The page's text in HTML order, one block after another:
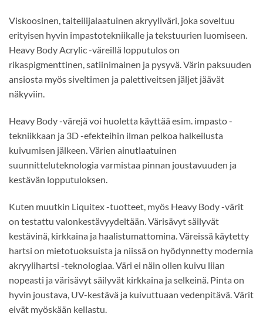
Viskoosinen, taiteilijalaatuinen akryyliväri, joka soveltuu
erityisen hyvin impastotekniikalle ja tekstuurien luomiseen.
Heavy Body Acrylic -väreillä lopputulos on
rikaspigmenttinen, satiinimainen ja pysyvä. Värin paksuuden
ansiosta myös siveltimen ja palettiveitsen jäljet jäävät
näkyviin.
Heavy Body -värejä voi huoletta käyttää esim. impasto -
tekniikkaan ja 3D -efekteihin ilman pelkoa halkeilusta
kuivumisen jälkeen. Värien ainutlaatuinen
suunnitteluteknologia varmistaa pinnan joustavuuden ja
kestävän lopputuloksen.
Kuten muutkin Liquitex -tuotteet, myös Heavy Body -värit
on testattu valonkestävyydeltään. Värisävyt säilyvät
kestävinä, kirkkaina ja haalistumattomina. Väreissä käytetty
hartsi on mietotuoksuista ja niissä on hyödynnetty modernia
akryylihartsi -teknologiaa. Väri ei näin ollen kuivu liian
nopeasti ja värisävyt säilyvät kirkkaina ja selkeinä. Pinta on
hyvin joustava, UV-kestävä ja kuivuttuaan vedenpitävä. Värit
eivät myöskään kellastu.